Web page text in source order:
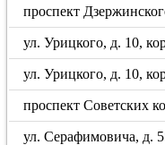
проспект
ул. Урицкого, д. 10,
ул. Урицкого, д. 10,
проспект Советских
ул. Серафимовича, д.